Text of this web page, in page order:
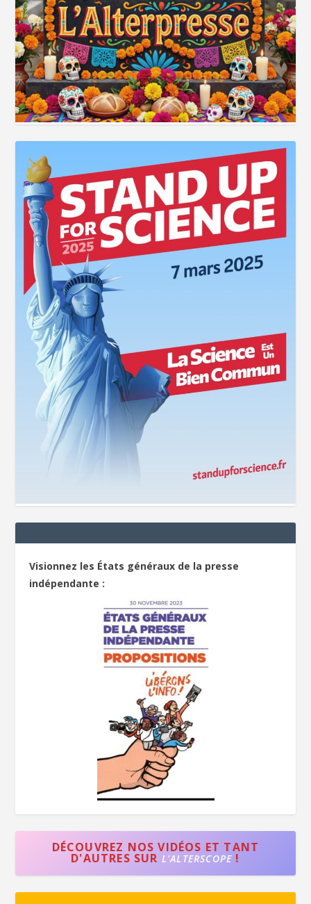
Visionnez les États généraux de la presse
indépendante :
DÉCOUVREZ NOS VIDÉOS ET TANT
D'AUTRES SUR L'ALTERSCOPE !